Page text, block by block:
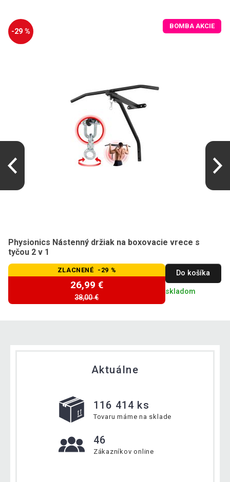
-29 %
BOMBA AKCIE
Physionics Nástenný držiak na boxovacie vrece s
tyčou 2 v 1
ZLACNENÉ -29 %
26,99 €
38,00 €
Do košíka
skladom
Aktuálne
116 414 ks
Tovaru máme na sklade
46
Zákazníkov online